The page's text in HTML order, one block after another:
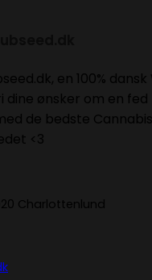
en 100% dansk
ønsker om en fed
de bedste
<3
Charlottenlund